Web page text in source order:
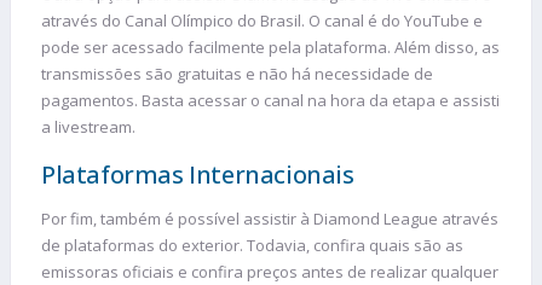
através do Canal Olímpico do Brasil. O canal é do YouTube e
pode ser acessado facilmente pela plataforma. Além disso, as
transmissões são gratuitas e não há necessidade de
pagamentos. Basta acessar o canal na hora da etapa e assisti
a livestream.
Plataformas Internacionais
Por fim, também é possível assistir à Diamond League através
de plataformas do exterior. Todavia, confira quais são as
emissoras oficiais e confira preços antes de realizar qualquer